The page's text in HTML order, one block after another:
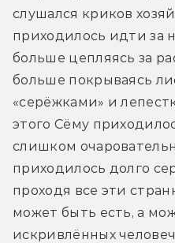
слушался криков
приходилось идти за
больше цепляясь за
больше покрываясь
«серёжками» и
этого Сёму
слишком
приходилось долго
проходя все эти
может быть есть, а
искривлённых